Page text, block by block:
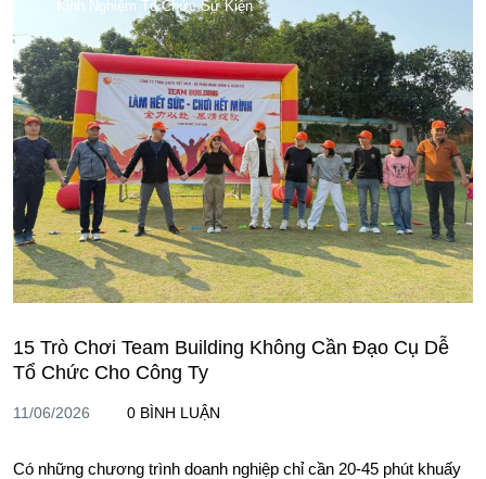
Kinh Nghiệm Tổ Chức Sự Kiện
15 Trò Chơi Team Building Không Cần Đạo Cụ Dễ
Tổ Chức Cho Công Ty
11/06/2026 0 BÌNH LUẬN
Có những chương trình doanh nghiệp chỉ cần 20-45 phút khuấy